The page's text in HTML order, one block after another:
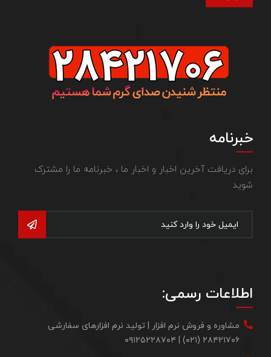
خبرنامه
برای دریافت آخرین اخبار و اخبار ما ، خبرنامه ما را مشترک
شوید
اطلاعات رسمی:
مشاوره و فروش نرم افزار | تولید نرم افزارهای سفارشی
۲۸۴۲۱۷۰۶ (۰۲۱) | ۰۹۱۲۵۲۲۸۷۰۴